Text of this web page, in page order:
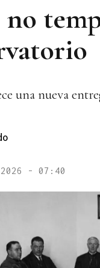
una nueva
- 07:40